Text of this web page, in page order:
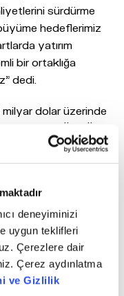
deneyiminizi
uygun teklifleri
Çerezlere dair
Çerez aydınlatma
ve Gizlilik
sürdürme
hedeflerimiz
yatırım
bir ortaklığa
dedi.
dolar üzerinde
ortaklığı ÜNLÜ &
7. işlem oldu.
işlemler
dolar
Ambalaj'ın Actera
Asset Medikal
olması,
iştiraki Yılport